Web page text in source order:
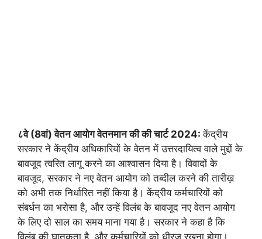
८वे (8वां) वेतन आयोग वेतनमान की की चार्ट 2024:केंद्रीय
सरकार ने केंद्रीय अधिकारियों के वेतन में उत्तरदायित्व वाले मुद्दों के
बावजूद त्वरित लागू करने का आश्वासन दिया है। विवादों के
बावजूद, सरकार ने नए वेतन आयोग को तब्दील करने की तारीख़
को अभी तक निर्धारित नहीं किया है। केंद्रीय कर्मचारियों को
संबर्धन का भरोसा है, और उन्हें विलंब के बावजूद नए वेतन आयोग
के लिए दो साल का समय माना गया है। सरकार ने कहा है कि
विलंब की घातकता है, और कर्मचारियों को धीरज रखना होगा।